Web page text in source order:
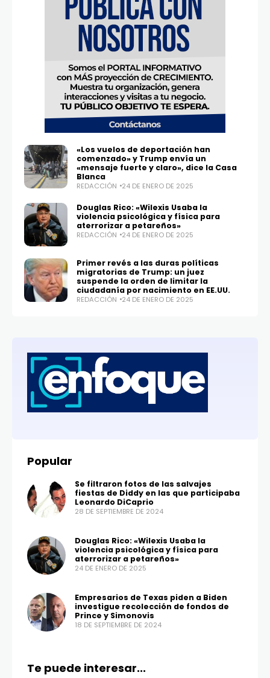
«Los vuelos de deportación han
comenzado» y Trump envía un
«mensaje fuerte y claro», dice la Casa
Blanca
REDACCIÓN 24 DE ENERO DE 2025
Douglas Rico: «Wilexis Usaba la
violencia psicológica y física para
aterrorizar a petareños»
REDACCIÓN 24 DE ENERO DE 2025
Primer revés a las duras políticas
migratorias de Trump: un juez
suspende la orden de limitar la
ciudadanía por nacimiento en EE.UU.
REDACCIÓN 24 DE ENERO DE 2025
Popular
Se filtraron fotos de las salvajes
fiestas de Diddy en las que participaba
Leonardo DiCaprio
28 DE SEPTIEMBRE DE 2024
Douglas Rico: «Wilexis Usaba la
violencia psicológica y física para
aterrorizar a petareños»
24 DE ENERO DE 2025
Empresarios de Texas piden a Biden
investigue recolección de fondos de
Prince y Simonovis
18 DE SEPTIEMBRE DE 2024
Te puede interesar...